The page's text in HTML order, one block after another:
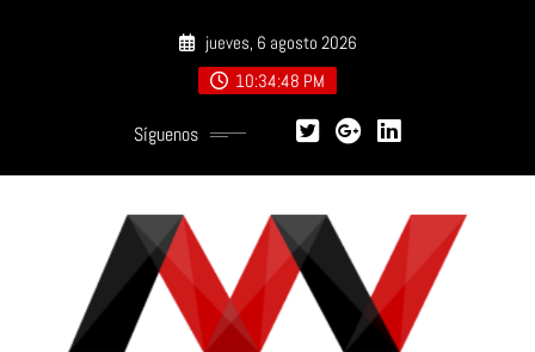
jueves, 6 agosto 2026
10:34:50 PM
Síguenos